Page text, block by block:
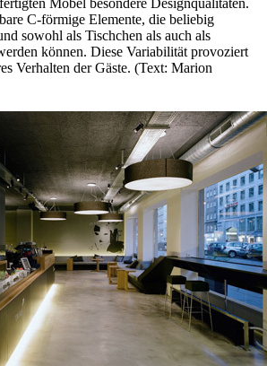
Möbel besondere Designqualitäten.
C-förmige Elemente, die beliebig
sowohl als Tischchen als auch als
können. Diese Variabilität provoziert
Verhalten der Gäste. (Text: Marion